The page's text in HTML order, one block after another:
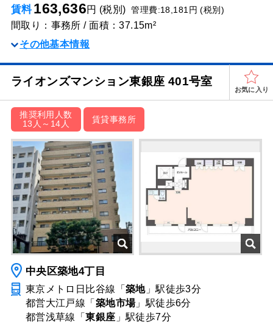
賃料163,636円 (税別)管理費:18,181円 (税別)
間取り：事務所 / 面積：37.15m²
その他基本情報
ライオンズマンション東銀座 401号室
お気に入り
推奨利用人数
13人～14人
賃貸事務所
中央区築地4丁目
東京メトロ日比谷線「 築地」駅徒歩3分
都営大江戸線「 築地市場」駅徒歩6分
都営浅草線「東銀座 」駅徒歩7分